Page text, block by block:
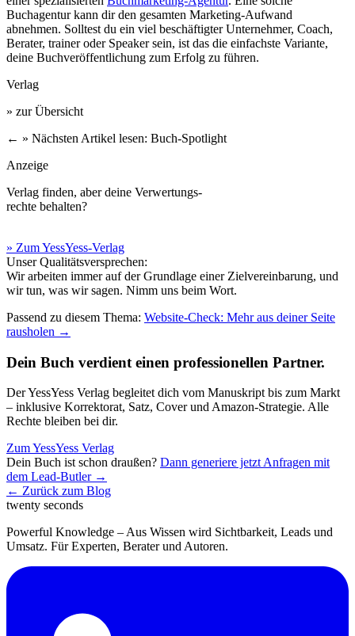
Buchagentur kann dir den gesamten Marketing-Aufwand
abnehmen. Solltest du ein viel beschäftigter Unternehmer, Coach,
Berater, trainer oder Speaker sein, ist das die einfachste Variante,
deine Buchveröffentlichung zum Erfolg zu führen.
Verlag
» zur Übersicht
← » Nächsten Artikel lesen: Buch-Spotlight
Anzeige
Verlag finden, aber deine Verwertungs-
rechte behalten?
» Zum YessYess-Verlag
Unser Qualitätsversprechen:
Wir arbeiten immer auf der Grundlage einer Zielvereinbarung, und
wir tun, was wir sagen. Nimm uns beim Wort.
Passend zu diesem Thema: Website-Check: Mehr aus deiner Seite
rausholen →
Dein Buch verdient einen professionellen Partner.
Der YessYess Verlag begleitet dich vom Manuskript bis zum Markt
– inklusive Korrektorat, Satz, Cover und Amazon-Strategie. Alle
Rechte bleiben bei dir.
Zum YessYess Verlag
Dein Buch ist schon draußen? Dann generiere jetzt Anfragen mit
dem Lead-Butler →
← Zurück zum Blog
twenty seconds
Powerful Knowledge – Aus Wissen wird Sichtbarkeit, Leads und
Umsatz. Für Experten, Berater und Autoren.